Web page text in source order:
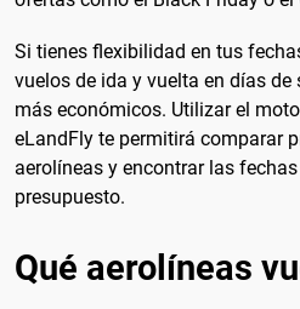
Si tienes flexibilidad en tus
vuelos de ida y vuelta en días de
más económicos. Utilizar el
eLandFly te permitirá comparar
aerolíneas y encontrar las
presupuesto.
Qué aerolíneas